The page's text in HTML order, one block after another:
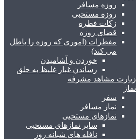
روزه مسافر
روزه مستحبی
زکات فطره
قضای روزه
مفطرات (اموری که روزه را باطل
می کند)
خوردن و آشامیدن
رساندن غبار غلیظ به حلق
زیارت مشاهد مشرفه
نماز
سفر
نماز مسافر
نمازهای مستحبی
سایر نمازهای مستحبی
نافله های شبانه روز